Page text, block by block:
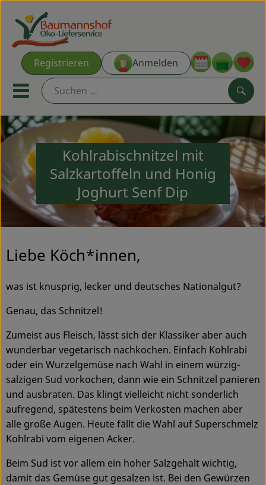
Registrieren Anmelden
Mobiles Menu öffnen oder
Ökokisten
Kochkisten
NEU & ANGEBOT
THEMENWELTEN
AUS DER REGION
Backwaren
Haltbares
Getränke
Drogerie
So geht's
Kohlrabischnitzel mit
Salzkartoffeln und Honig
Joghurt Senf Dip
Liebe Köch*innen,
was ist knusprig, lecker und deutsches Nationalgut?
Genau, das Schnitzel!
Zumeist aus Fleisch, lässt sich der Klassiker aber auch
wunderbar vegetarisch nachkochen. Einfach Kohlrabi
oder ein Wurzelgemüse nach Wahl in einem würzig-
salzigen Sud vorkochen, dann wie ein Schnitzel panieren
und ausbraten. Das klingt vielleicht nicht sonderlich
aufregend, spätestens beim Verkosten machen aber
alle große Augen. Heute fällt die Wahl auf Superschmelz
Kohlrabi vom eigenen Acker.
Beim Sud ist vor allem ein hoher Salzgehalt wichtig,
damit das Gemüse gut gesalzen ist. Bei den Gewürzen